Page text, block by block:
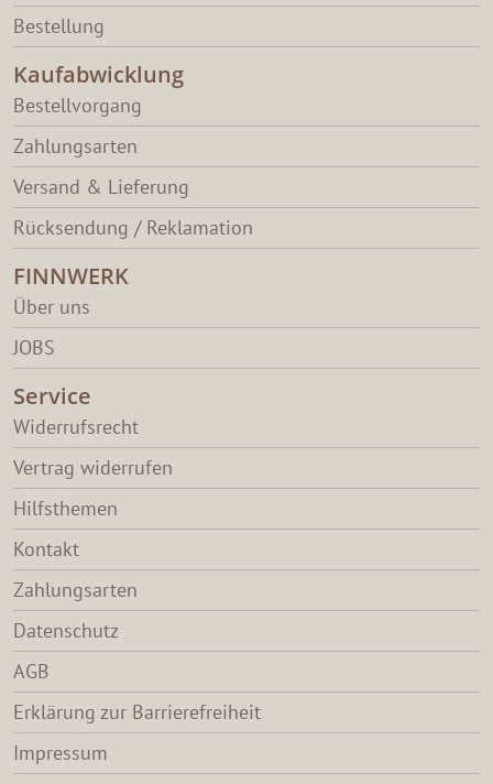
Bestellung
Kaufabwicklung
Bestellvorgang
Zahlungsarten
Versand & Lieferung
Rücksendung / Reklamation
FINNWERK
Über uns
JOBS
Service
Widerrufsrecht
Vertrag widerrufen
Hilfsthemen
Kontakt
Zahlungsarten
Datenschutz
AGB
Erklärung zur Barrierefreiheit
Impressum